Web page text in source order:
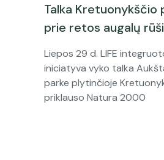
Talka Kretuonykščio
prie retos augalų
Liepos 29 d. LIFE
iniciatyva vyko talka
parke plytinčioje
priklauso Natura 2000